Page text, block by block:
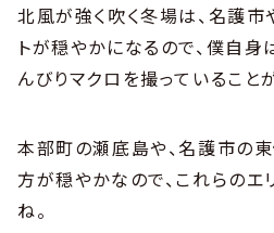
北風が強く吹く冬場は、名護
トが穏やかになるので、僕自
んびりマクロを撮っていること
本部町の瀬底島や、名護市の
方が穏やかなので、これらのエ
ね。